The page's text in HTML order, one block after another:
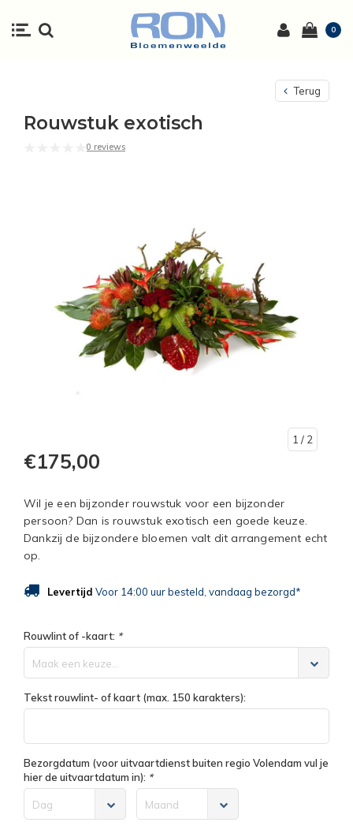
0
Terug
Rouwstuk exotisch
0 reviews
1 / 2
€175,00
Wil je een bijzonder rouwstuk voor een bijzonder
persoon? Dan is rouwstuk exotisch een goede keuze.
Dankzij de bijzondere bloemen valt dit arrangement echt
op.
Levertijd Voor 14:00 uur besteld, vandaag bezorgd*
Rouwlint of -kaart: *
Maak een keuze...
Tekst rouwlint- of kaart (max. 150 karakters):
Bezorgdatum (voor uitvaartdienst buiten regio Volendam vul je
hier de uitvaartdatum in): *
Dag Maand